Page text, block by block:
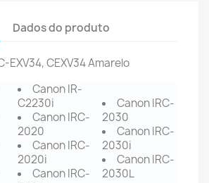
Dados do produto
EXV34, CEXV34 Amarelo
Canon IR-
C2230i
Canon IRC-
2020
Canon IRC-
2020i
Canon IRC-
Canon IRC-
2030
Canon IRC-
2030i
Canon IRC-
2030L